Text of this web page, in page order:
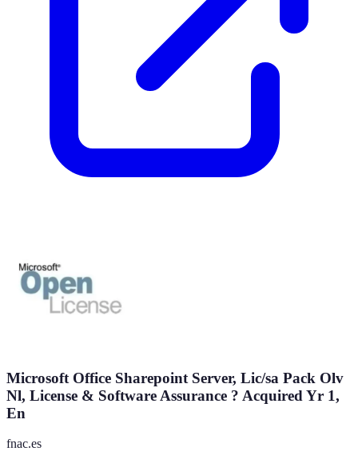
Microsoft Office Sharepoint Server, Lic/sa Pack Olv
Nl, License & Software Assurance ? Acquired Yr 1,
En
fnac.es